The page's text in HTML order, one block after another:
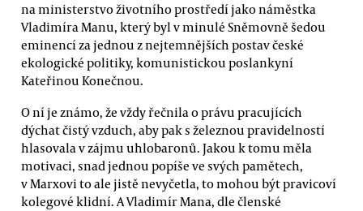
na ministerstvo životního prostředí jako náměstka
Vladimíra Manu, který byl v minulé Sněmovně šedou
eminencí za jednou z nejtemnějších postav české
ekologické politiky, komunistickou poslankyní
Kateřinou Konečnou.
O ní je známo, že vždy řečnila o právu pracujících
dýchat čistý vzduch, aby pak s železnou pravidelností
hlasovala v zájmu uhlobaronů. Jakou k tomu měla
motivaci, snad jednou popíše ve svých pamětech,
v Marxovi to ale jistě nevyčetla, to mohou být pravicoví
kolegové klidní. A Vladimír Mana, dle členské